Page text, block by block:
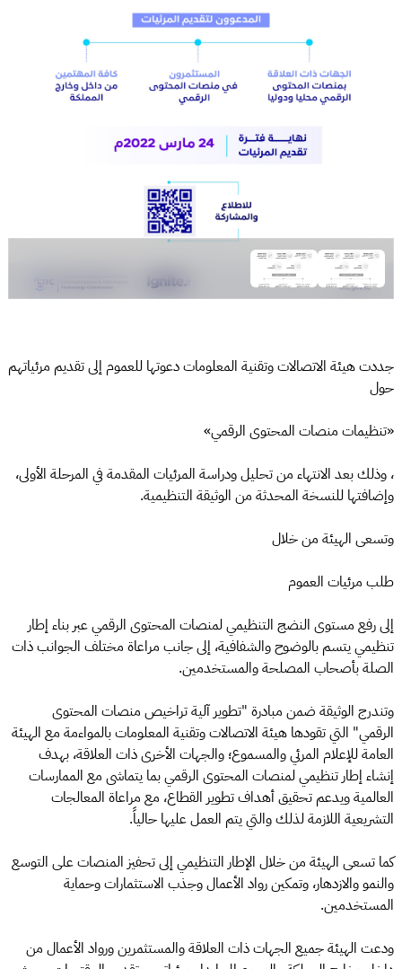
جددت هيئة الاتصالات وتقنية المعلومات دعوتها للعموم إلى تقديم مرئياتهم
حول
«تنظيمات منصات المحتوى الرقمي»
، وذلك بعد الانتهاء من تحليل ودراسة المرئيات المقدمة في المرحلة الأولى،
وإضافتها للنسخة المحدثة من الوثيقة التنظيمية.
وتسعى الهيئة من خلال
طلب مرئيات العموم
إلى رفع مستوى النضج التنظيمي لمنصات المحتوى الرقمي عبر بناء إطار
تنظيمي يتسم بالوضوح والشفافية، إلى جانب مراعاة مختلف الجوانب ذات
الصلة بأصحاب المصلحة والمستخدمين.
وتندرج الوثيقة ضمن مبادرة "تطوير آلية تراخيص منصات المحتوى
الرقمي" التي تقودها هيئة الاتصالات وتقنية المعلومات بالمواءمة مع الهيئة
العامة للإعلام المرئي والمسموع؛ والجهات الأخرى ذات العلاقة، بهدف
إنشاء إطار تنظيمي لمنصات المحتوى الرقمي بما يتماشى مع الممارسات
العالمية ويدعم تحقيق أهداف تطوير القطاع، مع مراعاة المعالجات
التشريعية اللازمة لذلك والتي يتم العمل عليها حالياً.
كما تسعى الهيئة من خلال الإطار التنظيمي إلى تحفيز المنصات على التوسع
والنمو والازدهار، وتمكين رواد الأعمال وجذب الاستثمارات وحماية
المستخدمين.
ودعت الهيئة جميع الجهات ذات العلاقة والمستثمرين ورواد الأعمال من